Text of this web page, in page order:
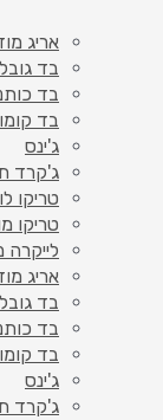
אריג
בד
בד
בד קומו
ג'ינס
ג'קרד
טריקו
טריקו
אריג
בד
בד
בד קומו
ג'ינס
ג'קרד